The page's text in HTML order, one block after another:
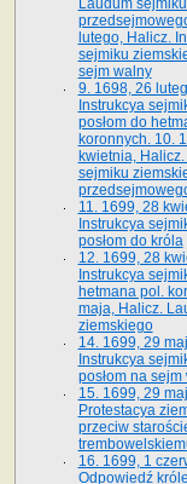
Laudum
lutego, Halicz.
sejmiku
sejm walny
9. 1698, 26
Instrukcya
posłom do
koronnych. 10.
kwietnia,
sejmiku
11. 1699, 28
Instrukcya
posłom do króla
12. 1699, 28
Instrukcya
hetmana pol.
maja, Halicz.
ziemskiego
14. 1699, 29
Instrukcya
posłom na sejm
15. 1699, 29
Protestacya
przeciw
16. 1699, 1
Odpowiedź